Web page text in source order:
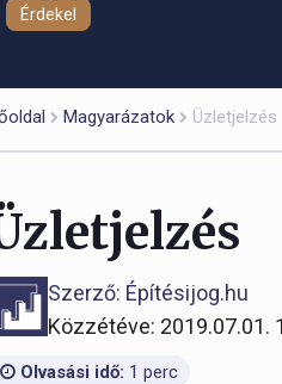
Érdekel
Magyarázatok Üzletjelzés
Szerző: Építésijog.hu
Közzétéve: 2019.07.01.
Olvasási idő: 1 perc